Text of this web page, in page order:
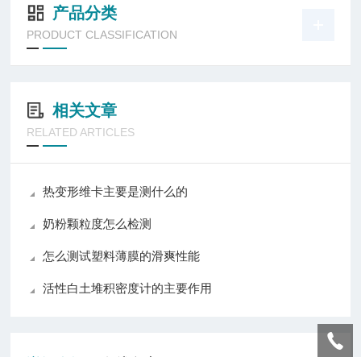
产品分类
PRODUCT CLASSIFICATION
相关文章
RELATED ARTICLES
热变形维卡主要是测什么的
奶粉颗粒度怎么检测
怎么测试塑料薄膜的滑爽性能
活性白土堆积密度计的主要作用